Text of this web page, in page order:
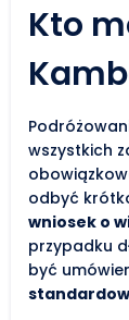
Kto
wszystkich
odbyć
wniosek o
przypadku
być